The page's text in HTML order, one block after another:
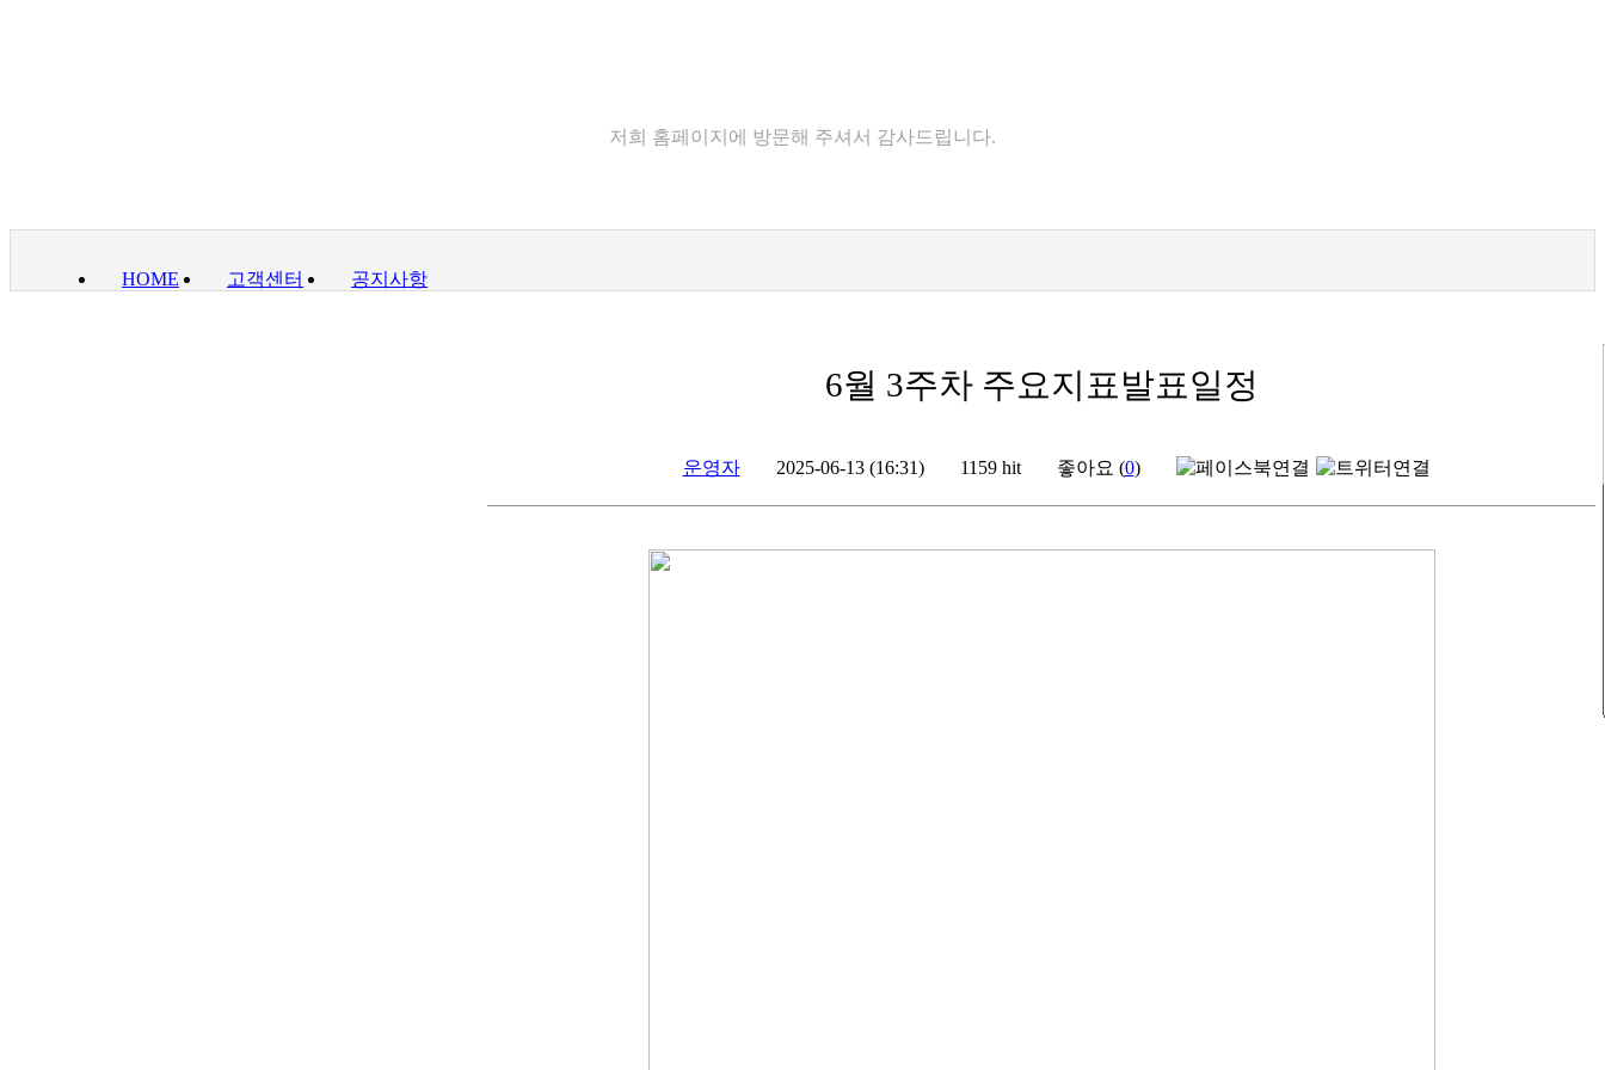
저희 홈페이지에 방문해 주셔서 감사드립니다.
HOME 고객센터 공지사항
6월 3주차 주요지표발표일정
운영자 2025-06-13 (16:31) 1159 hit 좋아요 (0)